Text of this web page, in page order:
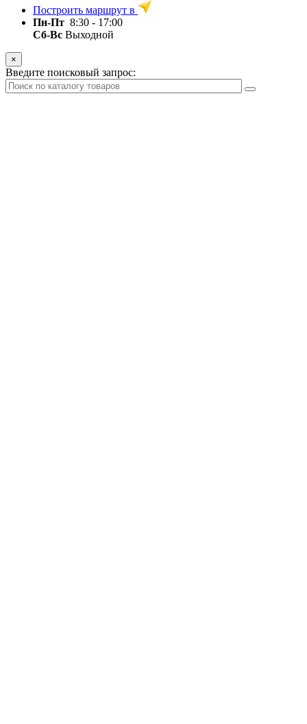
Построить маршрут в
Пн-Пт 8:30 - 17:00
Сб-Вс Выходной
×
Введите поисковый запрос: